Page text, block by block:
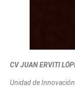
CV JUAN ERVITI
Unidad de